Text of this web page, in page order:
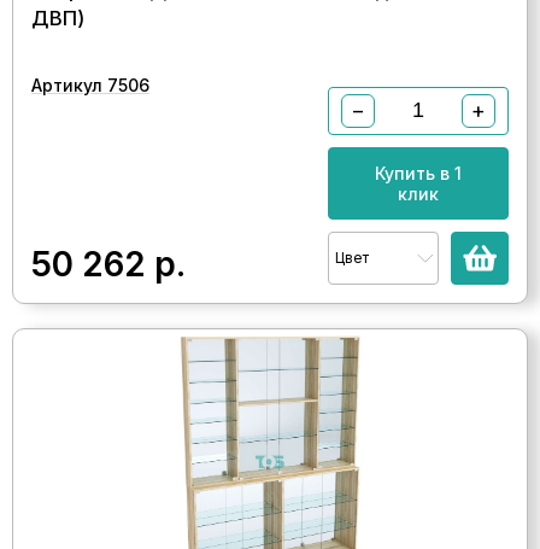
ДВП)
Артикул 7506
50 262 р.
− +
Купить в 1
клик
Цвет